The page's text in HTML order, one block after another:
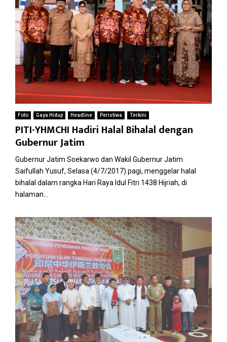
Foto Gaya Hidup Headline Peristiwa Terkini
PITI-YHMCHI Hadiri Halal Bihalal dengan
Gubernur Jatim
Gubernur Jatim Soekarwo dan Wakil Gubernur Jatim
Saifullah Yusuf, Selasa (4/7/2017) pagi, menggelar halal
bihalal dalam rangka Hari Raya Idul Fitri 1438 Hijriah, di
halaman...